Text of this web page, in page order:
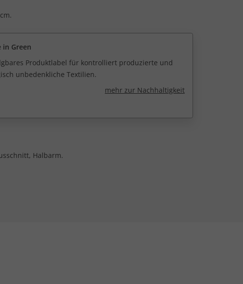
in Green
Produktlabel für kontrolliert produzierte und
unbedenkliche Textilien.
mehr zur Nachhaltigkeit
Halbarm.